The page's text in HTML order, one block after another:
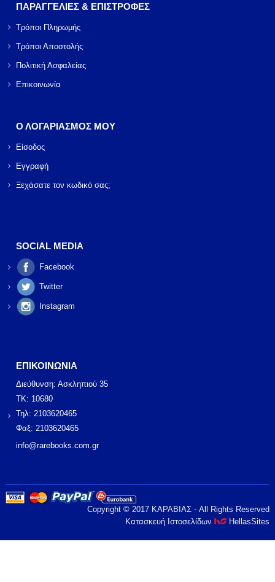
ΠΑΡΑΓΓΕΛΙΕΣ & ΕΠΙΣΤΡΟΦΕΣ
Τρόποι Πληρωμής
Τρόποι Αποστολής
Πολιτική Ασφαλείας
Επικοινωνία
Ο ΛΟΓΑΡΙΑΣΜΟΣ ΜΟΥ
Είσοδος
Εγγραφή
Ξεχάσατε τον κωδικό σας;
SOCIAL MEDIA
Facebook
Twitter
Instagram
ΕΠΙΚΟΙΝΩΝΙΑ
Διεύθυνση: Ασκληπιού 35
ΤΚ: 10680
Τηλ: 2103620465
Φαξ: 2103620465
info@rarebooks.com.gr
Copyright © 2017 ΚΑΡΑΒΙΑΣ - All Rights Reserved
Κατασκευή Ιστοσελίδων
HellasSites